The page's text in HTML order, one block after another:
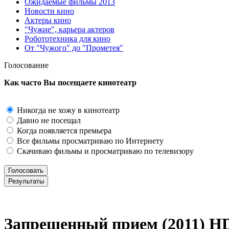
Ожидаемые фильмы 2013
Новости кино
Актеры кино
"Чужие", карьера актеров
Робототехника для кино
От "Чужого" до "Прометея"
Голосование
Как часто Вы посещаете кинотеатр
Никогда не хожу в кинотеатр
Давно не посещал
Когда появляется премьера
Все фильмы просматриваю по Интернету
Скачиваю фильмы и просматриваю по телевизору
Запрещенный прием (2011)